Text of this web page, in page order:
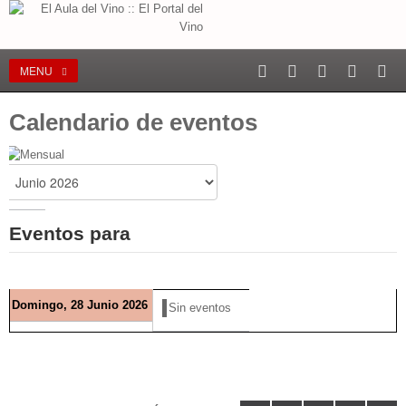
MENU
Calendario de eventos
Eventos para
Domingo, 28 Junio 2026 Sin eventos